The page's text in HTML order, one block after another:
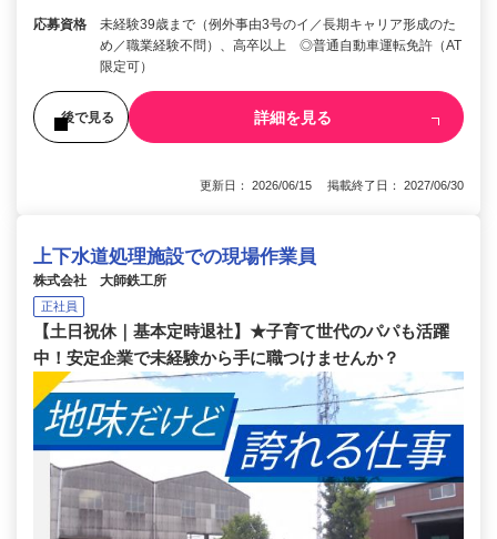
応募資格
未経験39歳まで（例外事由3号のイ／長期キャリア形成のた
め／職業経験不問）、高卒以上 ◎普通自動車運転免許（AT
限定可）
後で見る 詳細を見る
更新日： 2026/06/15 掲載終了日： 2027/06/30
上下水道処理施設での現場作業員
株式会社 大師鉄工所
正社員
【土日祝休｜基本定時退社】★子育て世代のパパも活躍
中！安定企業で未経験から手に職つけませんか？